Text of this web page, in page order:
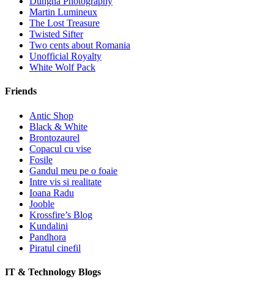
Martin Lumineux
The Lost Treasure
Twisted Sifter
Two cents about Romania
Unofficial Royalty
White Wolf Pack
Friends
Antic Shop
Black & White
Brontozaurel
Copacul cu vise
Fosile
Gandul meu pe o foaie
Intre vis si realitate
Ioana Radu
Jooble
Krossfire’s Blog
Kundalini
Pandhora
Piratul cinefil
IT & Technology Blogs